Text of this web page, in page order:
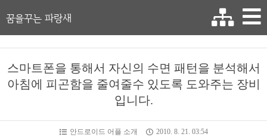
꿈을꾸는 파랑새
스마트폰을 통해서 자신의 수면 패턴을 분석해서
아침에 피곤함을 줄여줄수 있도록 도와주는 장비
입니다.
안드로이드 어플 소개 2010. 8. 21. 03:54